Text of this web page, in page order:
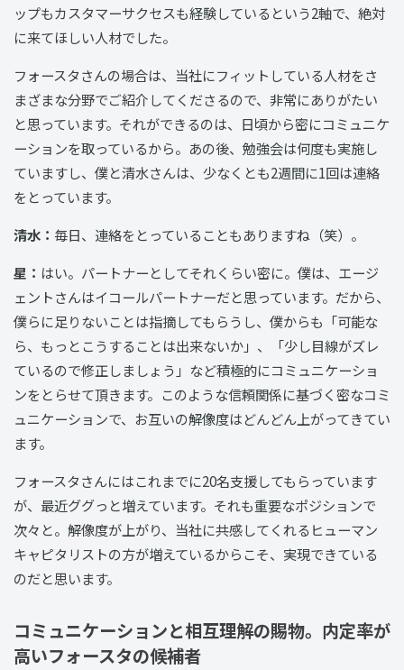
ップもカスタマーサクセスも経験しているという2軸で、絶対
に来てほしい人材でした。
フォースタさんの場合は、当社にフィットしている人材をさ
まざまな分野でご紹介してくださるので、非常にありがたい
と思っています。それができるのは、日頃から密にコミュニケ
ーションを取っているから。あの後、勉強会は何度も実施し
ていますし、僕と清水さんは、少なくとも2週間に1回は連絡
をとっています。
清水： 毎日、連絡をとっていることもありますね（笑）。
星： はい。パートナーとしてそれくらい密に。僕は、エージ
ェントさんはイコールパートナーだと思っています。だから、
僕らに足りないことは指摘してもらうし、僕からも「可能な
ら、もっとこうすることは出来ないか」、「少し目線がズレ
ているので修正しましょう」など積極的にコミュニケーショ
ンをとらせて頂きます。このような信頼関係に基づく密なコミ
ュニケーションで、お互いの解像度はどんどん上がってきてい
ます。
フォースタさんにはこれまでに20名支援してもらっています
が、最近ググっと増えています。それも重要なポジションで
次々と。解像度が上がり、当社に共感してくれるヒューマン
キャピタリストの方が増えているからこそ、実現できている
のだと思います。
コミュニケーションと相互理解の賜物。内定率が
高いフォースタの候補者